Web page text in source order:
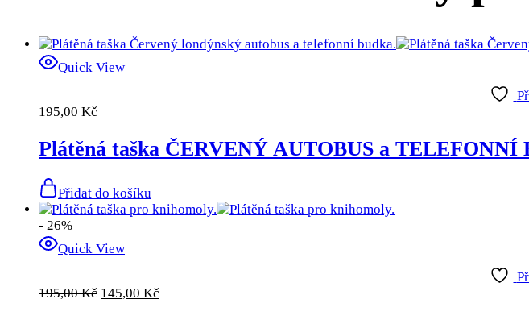
Quick View
195,00 Kč
Plátěná taška ČERVENÝ AUTOBUS a TELEFONNÍ
Přidat do košíku
- 26%
Quick View
195,00Kč Původní
145,00 Kč